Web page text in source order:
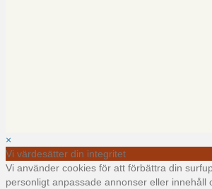
×
Vi värdesätter din integritet
Vi använder cookies för att förbättra din
personligt anpassade annonser eller innehåll